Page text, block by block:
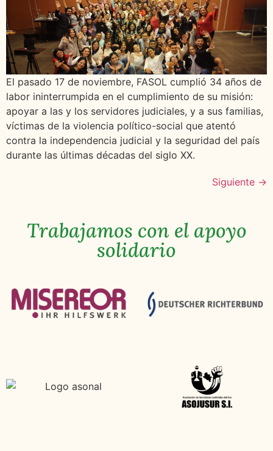
El pasado 17 de noviembre, FASOL cumplió 34 años de
labor ininterrumpida en el cumplimiento de su misión:
apoyar a las y los servidores judiciales, y a sus familias,
víctimas de la violencia político-social que atentó
contra la independencia judicial y la seguridad del país
durante las últimas décadas del siglo XX.
Siguiente →
Trabajamos con el apoyo
solidario